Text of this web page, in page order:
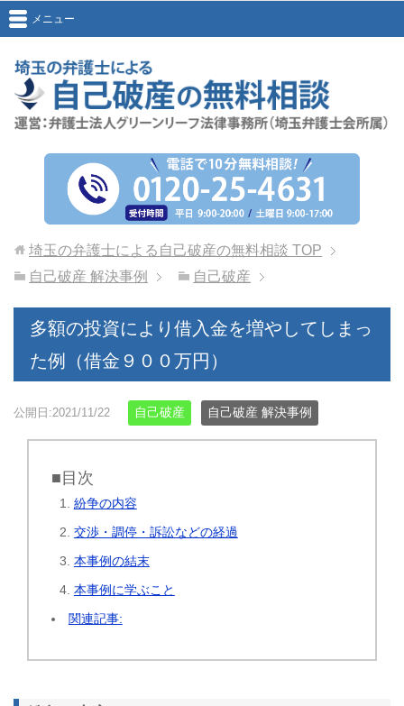
メニュー
埼玉の弁護士による自己破産の無料相談 TOP
自己破産 解決事例
自己破産
多額の投資により借入金を増やしてしまっ
た例（借金９００万円）
公開日:2021/11/22 自己破産 自己破産 解決事例
■目次
紛争の内容
交渉・調停・訴訟などの経過
本事例の結末
本事例に学ぶこと
関連記事: